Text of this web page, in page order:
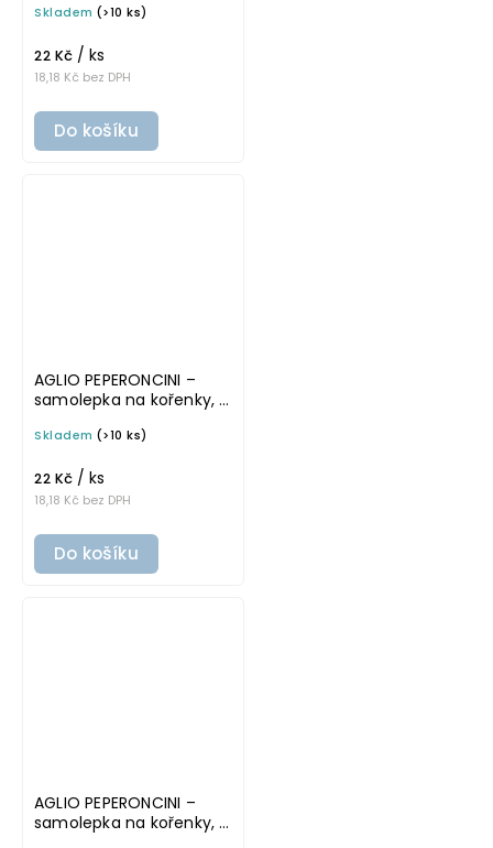
písmo
Skladem (>10 ks)
18,18 Kč bez DPH
22 Kč / ks
Do košíku
AGLIO PEPERONCINI –
samolepka na kořenky, 5
písmo
Skladem (>10 ks)
18,18 Kč bez DPH
22 Kč / ks
Do košíku
AGLIO PEPERONCINI –
samolepka na kořenky, 5